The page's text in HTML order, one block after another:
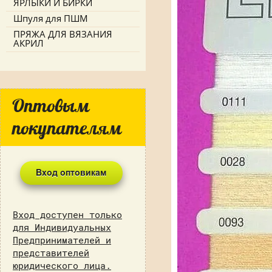
ЯРЛЫКИ И БИРКИ
Шпуля для ПШМ
ПРЯЖА ДЛЯ ВЯЗАНИЯ
АКРИЛ
Оптовым
покупателям
Вход доступен только
для Индивидуальных
Предпринимателей и
представителей
юридического лица.